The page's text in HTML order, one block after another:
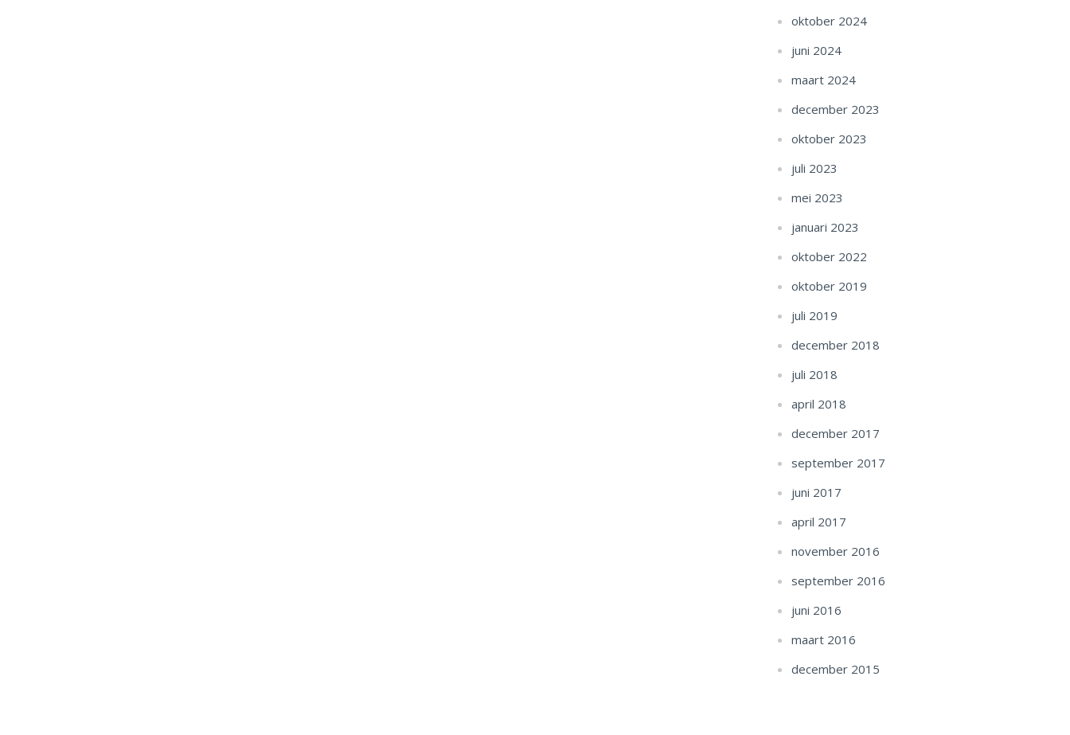
oktober 2024
juni 2024
maart 2024
december 2023
oktober 2023
juli 2023
mei 2023
januari 2023
oktober 2022
oktober 2019
juli 2019
december 2018
juli 2018
april 2018
december 2017
september 2017
juni 2017
april 2017
november 2016
september 2016
juni 2016
maart 2016
december 2015